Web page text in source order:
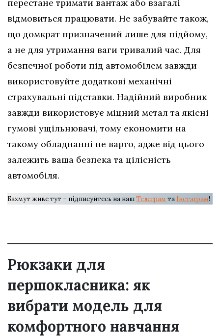
перестане тримати вантаж або взагалі
відмовиться працювати. Не забувайте також,
що домкрат призначений лише для підйому,
а не для утримання ваги тривалий час. Для
безпечної роботи під автомобілем завжди
використовуйте додаткові механічні
страхувальні підставки. Надійний виробник
завжди використовує міцний метал та якісні
гумові ущільнювачі, тому економити на
такому обладнанні не варто, адже від цього
залежить ваша безпека та цілісність
автомобіля.
Бахмут живе тут – підписуйтесь на нашТелеграм та Інстаграм!
Рюкзаки для
першокласника: як
вибрати модель для
комфортного навчання